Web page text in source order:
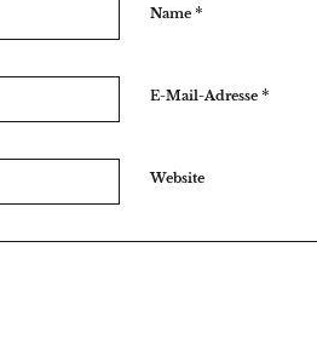
Name *
E-Mail-Adresse *
Website